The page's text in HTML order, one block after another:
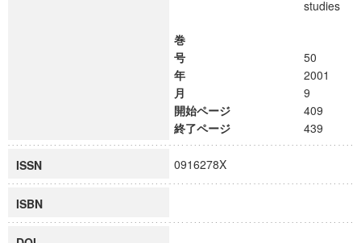
studies
巻
号
50
年
2001
月
9
開始ページ
409
終了ページ
439
ISSN 0916278X
ISBN